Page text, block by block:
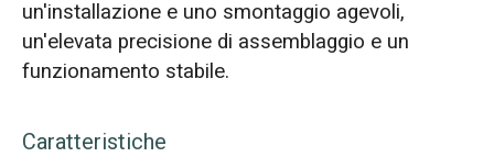
un'installazione e uno smontaggio agevoli,
un'elevata precisione di assemblaggio e un
funzionamento stabile.
Caratteristiche